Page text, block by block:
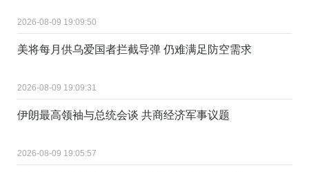
2026-08-09 19:09:50
美将每月供乌爱国者拦截导弹 仍难满足防空需求
2026-08-09 19:09:31
伊朗最高领袖与总统会谈 共商经济军事议题
2026-08-09 19:05:57